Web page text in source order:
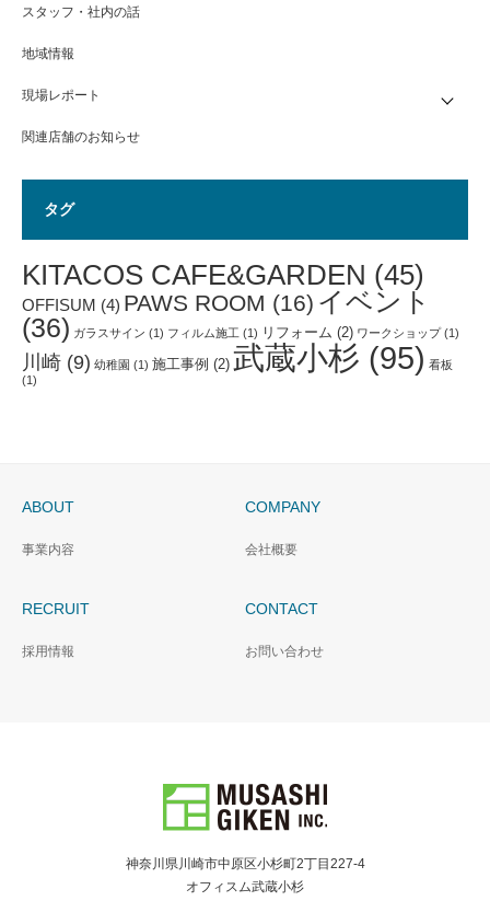
スタッフ・社内の話
地域情報
現場レポート
関連店舗のお知らせ
タグ
KITACOS CAFE&GARDEN (45)
OFFISUM (4) PAWS ROOM (16) イベント
(36) ガラスサイン (1) フィルム施工 (1) リフォーム (2) ワークショップ(1)
川崎 (9) 幼稚園 (1) 施工事例 (2) 武蔵小杉 (95) 看板
(1)
ABOUT
事業内容
COMPANY
会社概要
RECRUIT
採用情報
CONTACT
お問い合わせ
神奈川県川崎市中原区小杉町2丁目227-4
オフィスム武蔵小杉